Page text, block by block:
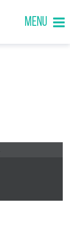
MENU